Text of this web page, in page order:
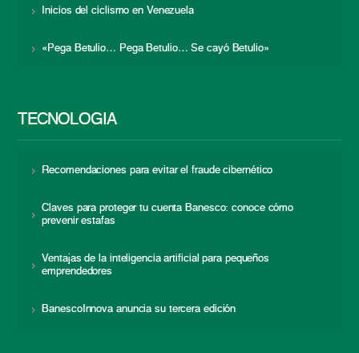
Inicios del ciclismo en Venezuela
«Pega Betulio… Pega Betulio… Se cayó Betulio»
TECNOLOGÍA
Recomendaciones para evitar el fraude cibernético
Claves para proteger tu cuenta Banesco: conoce cómo
prevenir estafas
Ventajas de la inteligencia artificial para pequeños
emprendedores
BanescoInnova anuncia su tercera edición